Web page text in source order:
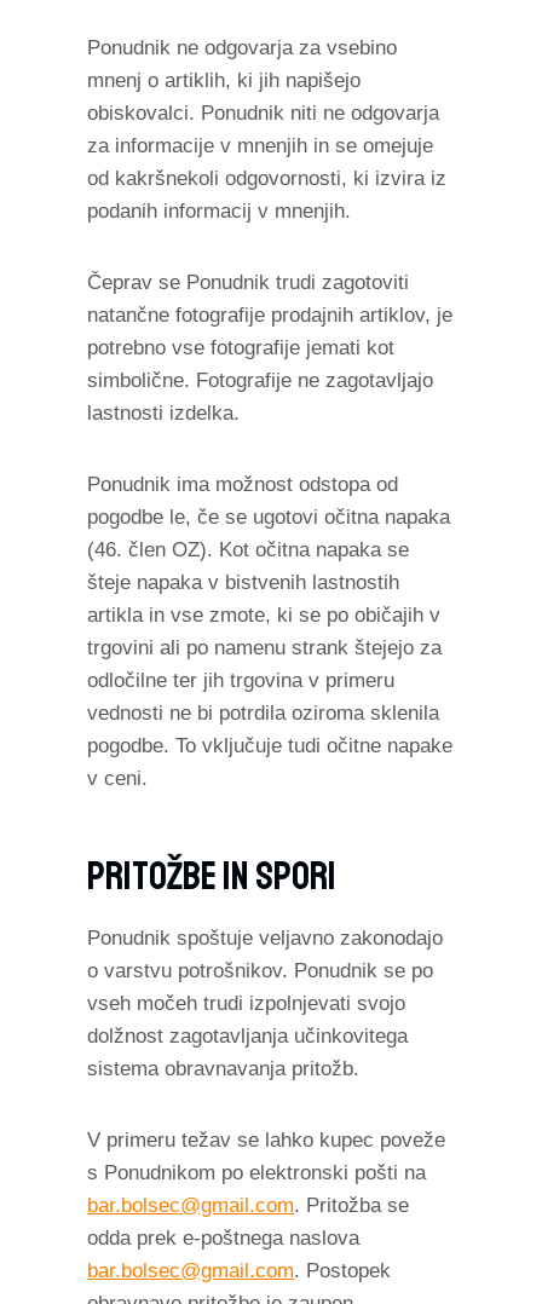
Ponudnik ne odgovarja za vsebino
mnenj o artiklih, ki jih napišejo
obiskovalci. Ponudnik niti ne odgovarja
za informacije v mnenjih in se omejuje
od kakršnekoli odgovornosti, ki izvira iz
podanih informacij v mnenjih.
Čeprav se Ponudnik trudi zagotoviti
natančne fotografije prodajnih artiklov, je
potrebno vse fotografije jemati kot
simbolične. Fotografije ne zagotavljajo
lastnosti izdelka.
Ponudnik ima možnost odstopa od
pogodbe le, če se ugotovi očitna napaka
(46. člen OZ). Kot očitna napaka se
šteje napaka v bistvenih lastnostih
artikla in vse zmote, ki se po običajih v
trgovini ali po namenu strank štejejo za
odločilne ter jih trgovina v primeru
vednosti ne bi potrdila oziroma sklenila
pogodbe. To vključuje tudi očitne napake
v ceni.
Pritožbe In Spori
Ponudnik spoštuje veljavno zakonodajo
o varstvu potrošnikov. Ponudnik se po
vseh močeh trudi izpolnjevati svojo
dolžnost zagotavljanja učinkovitega
sistema obravnavanja pritožb.
V primeru težav se lahko kupec poveže
s Ponudnikom po elektronski pošti na
bar.bolsec@gmail.com. Pritožba se
odda prek e-poštnega naslova
bar.bolsec@gmail.com. Postopek